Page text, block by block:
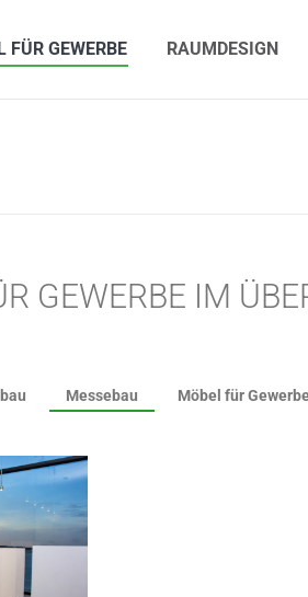
FÜR GEWERBE RAUMDESIGN
GEWERBE IM
Messebau Möbel für